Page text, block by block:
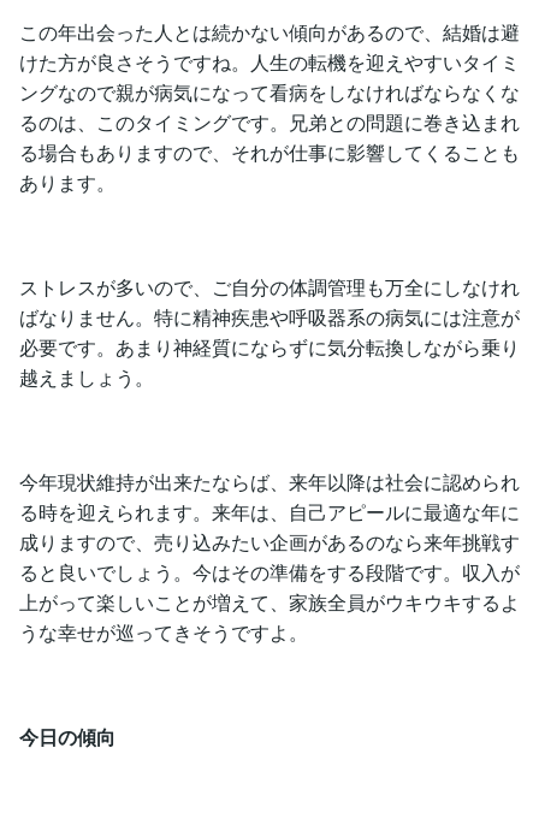
この年出会った人とは続かない傾向があるので、結婚は避
けた方が良さそうですね。人生の転機を迎えやすいタイミ
ングなので親が病気になって看病をしなければならなくな
るのは、このタイミングです。兄弟との問題に巻き込まれ
る場合もありますので、それが仕事に影響してくることも
あります。
ストレスが多いので、ご自分の体調管理も万全にしなけれ
ばなりません。特に精神疾患や呼吸器系の病気には注意が
必要です。あまり神経質にならずに気分転換しながら乗り
越えましょう。
今年現状維持が出来たならば、来年以降は社会に認められ
る時を迎えられます。来年は、自己アピールに最適な年に
成りますので、売り込みたい企画があるのなら来年挑戦す
ると良いでしょう。今はその準備をする段階です。収入が
上がって楽しいことが増えて、家族全員がウキウキするよ
うな幸せが巡ってきそうですよ。
今日の傾向